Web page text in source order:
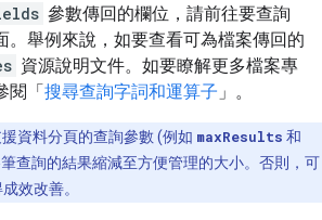
參數傳回的欄位，請前往要查詢
。舉例來說，如要查看可為檔案傳回的
資源說明文件。如要瞭解更多檔案專
閱「搜尋查詢字詞和運算子 」。
資料分頁的查詢參數 (例如 maxResults 和
查詢的結果縮減至方便管理的大小。否則，可
效改善。